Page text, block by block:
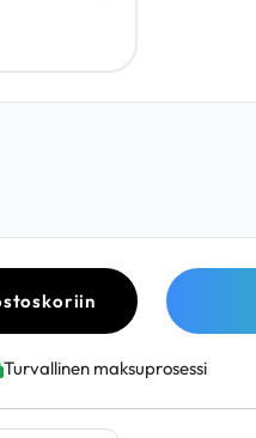
Turvallinen maksuprosessi